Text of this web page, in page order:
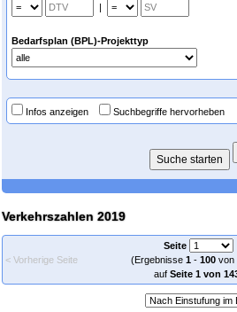
|
Bedarfsplan (BPL)-Projekttyp
Infos anzeigen Suchbegriffe hervorheben
Verkehrszahlen 2019
< Vorherige Seite
Seite
(Ergebnisse 1- 100von
auf Seite 1 von